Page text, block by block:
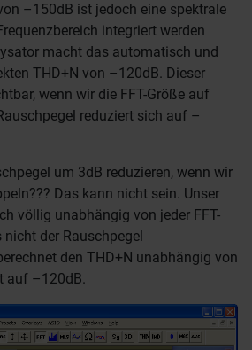
–150dB ist jedoch eine spektrale
integriert werden
macht das automatisch und
THD+N von –120dB. Dieser
wenn wir die FFT-Größe auf
reduziert sich auf –
um 3dB reduzieren, wenn wir
Das kann nicht sein. Unser
völlig unabhängig von jeder FFT-
der Rauschpegel
den THD+N unabhängig von
auf –120dB.